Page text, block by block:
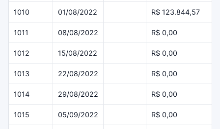
1010 01/08/2022 R$ 123.844,57
1011 08/08/2022 R$ 0,00
1012 15/08/2022 R$ 0,00
1013 22/08/2022 R$ 0,00
1014 29/08/2022 R$ 0,00
1015 05/09/2022 R$ 0,00